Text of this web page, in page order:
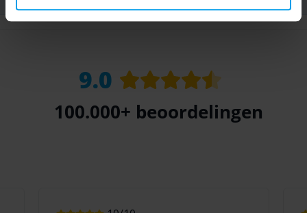
9.0
100.000+ beoordelingen